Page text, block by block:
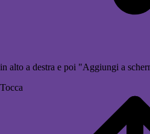
in alto a destra e poi "Aggiungi a
Tocca